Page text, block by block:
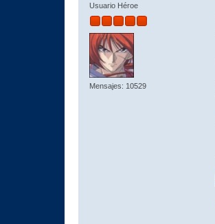
Usuario Héroe
Mensajes: 10529